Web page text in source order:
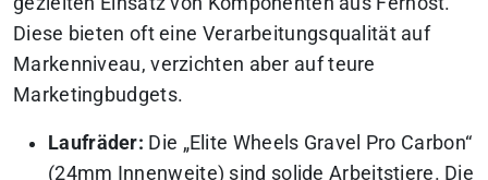
Diese bieten oft eine Verarbeitungsqualität auf
Markenniveau, verzichten aber auf teure
Marketingbudgets.
Laufräder: Die „Elite Wheels Gravel Pro Carbon“
(24mm Innenweite) sind solide Arbeitstiere. Die